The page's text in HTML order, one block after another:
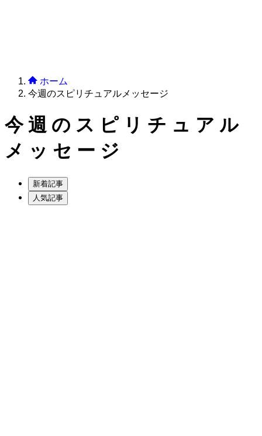
ホーム
今週のスピリチュアルメッセージ
今週のスピリチュアル
メッセージ
新着記事
人気記事